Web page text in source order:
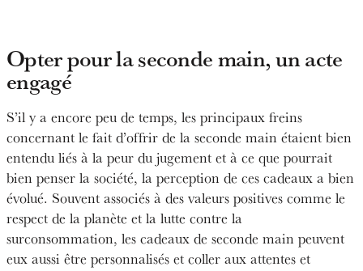
Opter pour la seconde main, un acte
engagé
S’il y a encore peu de temps, les principaux freins
concernant le fait d’offrir de la seconde main étaient bien
entendu liés à la peur du jugement et à ce que pourrait
bien penser la société, la perception de ces cadeaux a bien
évolué. Souvent associés à des valeurs positives comme le
respect de la planète et la lutte contre la
surconsommation, les cadeaux de seconde main peuvent
eux aussi être personnalisés et coller aux attentes et